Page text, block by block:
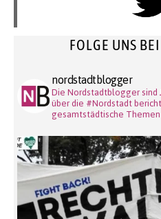
FOLGE UNS
nordstadtblogger
Die Nordstadtblogger sind
über die #Nordstadt
gesamtstädtische